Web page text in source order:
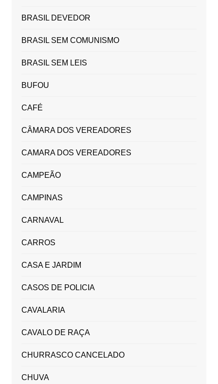
BRASIL DEVEDOR
BRASIL SEM COMUNISMO
BRASIL SEM LEIS
BUFOU
CAFÉ
CÂMARA DOS VEREADORES
CAMARA DOS VEREADORES
CAMPEÃO
CAMPINAS
CARNAVAL
CARROS
CASA E JARDIM
CASOS DE POLICIA
CAVALARIA
CAVALO DE RAÇA
CHURRASCO CANCELADO
CHUVA